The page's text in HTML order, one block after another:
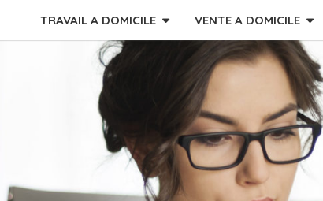
TRAVAIL A DOMICILE VENTE A DOMICILE